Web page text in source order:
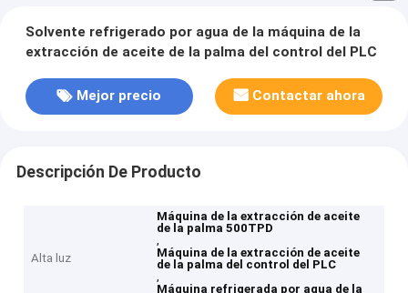
Solvente refrigerado por agua de la máquina de la
extracción de aceite de la palma del control del PLC
Mejor precio Contactar ahora
Descripción De Producto
Alta luz
Máquina de la extracción de aceite
de la palma 500TPD
,
Máquina de la extracción de aceite
de la palma del control del PLC
,
Máquina refrigerada por agua de la